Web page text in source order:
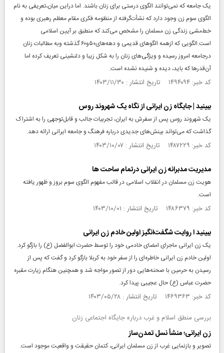
یک جامعه که نمی‌توانند الگوی درستی برای زنان باشند. اما دراین میان،تعریفی به نام
الگوی سوم زن وجود دارد که نشأت‌گرفته از منظومه فکری مقام معظم رهبری بوده و
خط‌مشی زندگی زن مسلمان را مشخص می‌کند که منطبق بر آیین اسلامی
است.الگویی که ازهمه الگوهای قدیمی و دهه‌های۵۰و۶۰ گذشته وبه مطالبات زنان
درجامعه امروز رسیده و ویژگی‌های زنان را به شکل زیبا و دلنشینی تعریف کرده اما
آن‌قدرها که باید، دیده و شنیده نشده است.
کد خبر: ۱۴۹۴۰۹۴ تاریخ انتشار : ۱۴۰۳/۱۱/۳۰
ببینید | جایگاه زن ایرانی از نگاه یک شهروند روس
یک شهروند روس پس از سفرش به ایران، تجربیات جالب و قابل‌توجهی را به اشتراک
گذاشت که می‌تواند بینش‌های جدیدی درباره فرهنگ و جامعه ایرانی ارائه دهد.
کد خبر: ۱۴۸۷۲۲۹ تاریخ انتشار : ۱۴۰۳/۱۰/۰۷
مدیریت مدبرانه زن ایرانی درتمام ساحت ها
هویت زن مسلمان در انقلاب اسلامی در قالب مفهوم الگوی سوم بروز و ظهور یافته
است.
کد خبر: ۱۴۸۶۳۷۹ تاریخ انتشار : ۱۴۰۳/۱۰/۰۱
ببینید ا روایت شگفت‌انگیز اولین خادم زن ایرانی
یک زن ایرانی ماجرای امضای خادمی خود را توسط حضرت ابوالفضل (ع) را بازگو کرد.
اولین خادم زن ایرانی خاطره‌ای را از سفر خود به کربلا بازگو کرد و گفت که پس از
رسیدن به حرمین با صحنه‌هایی دور از تصور مواجه شد و همچنین هنگام زیارت مقبره
حضرت عباس (ع) حال عجیبی پیدا کرد.
کد خبر: ۱۴۶۹۳۶۳ تاریخ انتشار : ۱۴۰۳/۰۵/۲۸
بررسی منطق اسلام و غرب درباره جایگاه اجتماعی زنان
زن ایرانی؛ منشأ نسل تمدن‌ساز
تصویر و بازنمایی غرب از زن مسلمان ایرانی، کتمان حقیقت و واقعیت موجود است.